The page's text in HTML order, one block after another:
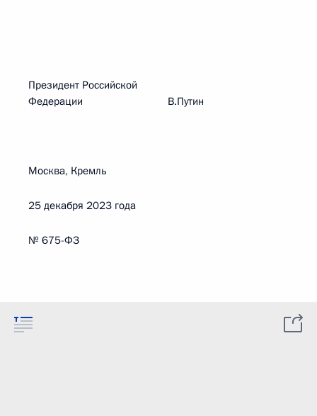
Президент Российской
Федерации В.Путин
Москва, Кремль
25 декабря 2023 года
№ 675-ФЗ